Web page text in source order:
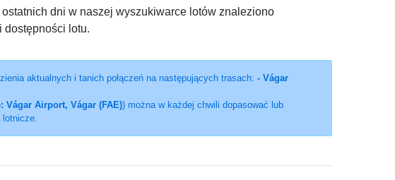
dni w naszej wyszukiwarce lotów znaleziono
dostępności lotu.
aktualnych i tanich połączeń na następujących trasach: - Vágar
Vágar Airport, Vágar (FAE)) można w każdej chwili dopasować lub
lotnicze.